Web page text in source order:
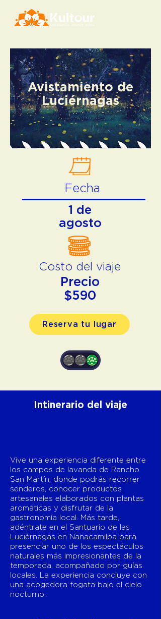
Avistamiento de
Luciérnagas
Fecha
1 de
agosto
Costo del viaje
Precio
$590
Reserva tu lugar
Intinerario del viaje
Vive una experiencia diferente entre
los campos de lavanda de Rancho
San Martín, donde podrás recorrer
senderos, conocer productos
artesanales elaborados con plantas
aromáticas y disfrutar de la
gastronomía local. Más tarde,
adéntrate en el Santuario de las
Luciérnagas en Nanacamilpa para
presenciar uno de los espectáculos
naturales más impresionantes de la
temporada, acompañado por guías
locales. La experiencia concluye con
una acogedora fogata bajo el cielo
nocturno.